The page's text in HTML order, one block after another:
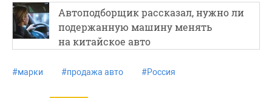
Автоподборщик рассказал, нужно ли
подержанную машину менять
на китайское авто
#марки #продажа авто #Россия